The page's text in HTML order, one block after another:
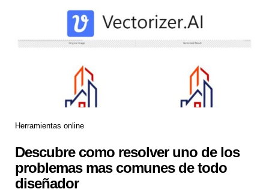
Herramientas online
Descubre como resolver uno de los
problemas mas comunes de todo
diseñador